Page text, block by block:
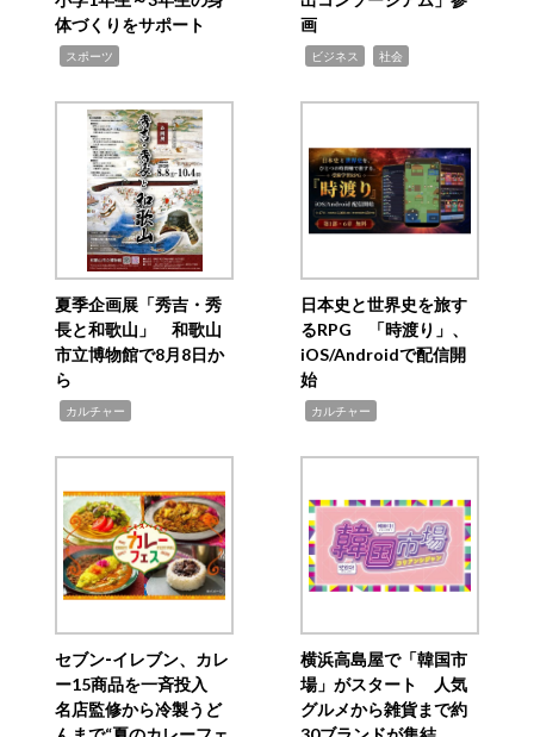
体づくりをサポート
スポーツ
画
ビジネス 社会
夏季企画展「秀吉・秀
長と和歌山」 和歌山
市立博物館で8月8日か
ら
カルチャー
日本史と世界史を旅す
るRPG 「時渡り」、
iOS/Androidで配信開
始
カルチャー
セブン‐イレブン、カレ
ー15商品を一斉投入
名店監修から冷製うど
横浜高島屋で「韓国市
場」がスタート 人気
グルメから雑貨まで約